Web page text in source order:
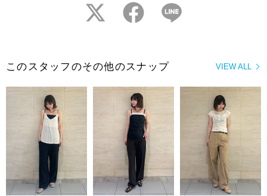
twitter facebook
VIEW ALL
このスタッフのその他のスナップ